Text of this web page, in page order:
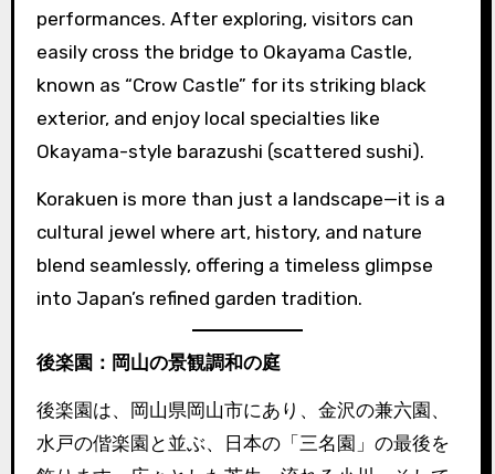
performances. After exploring, visitors can
easily cross the bridge to Okayama Castle,
known as “Crow Castle” for its striking black
exterior, and enjoy local specialties like
Okayama-style barazushi (scattered sushi).
Korakuen is more than just a landscape—it is a
cultural jewel where art, history, and nature
blend seamlessly, offering a timeless glimpse
into Japan’s refined garden tradition.
後楽園：岡山の景観調和の庭
後楽園は、岡山県岡山市にあり、金沢の兼六園、
水戸の偕楽園と並ぶ、日本の「三名園」の最後を